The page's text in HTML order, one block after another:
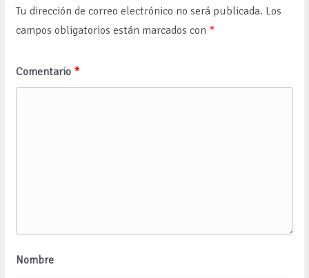
Tu dirección de correo electrónico no será publicada. Los
campos obligatorios están marcados con *
Comentario *
Nombre